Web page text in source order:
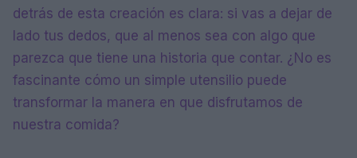
detrás de esta creación es clara: si vas a dejar de
lado tus dedos, que al menos sea con algo que
parezca que tiene una historia que contar. ¿No es
fascinante cómo un simple utensilio puede
transformar la manera en que disfrutamos de
nuestra comida?